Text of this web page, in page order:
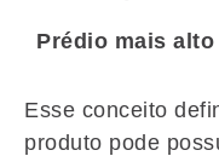
Prédio mais
Esse conceito
produto pode